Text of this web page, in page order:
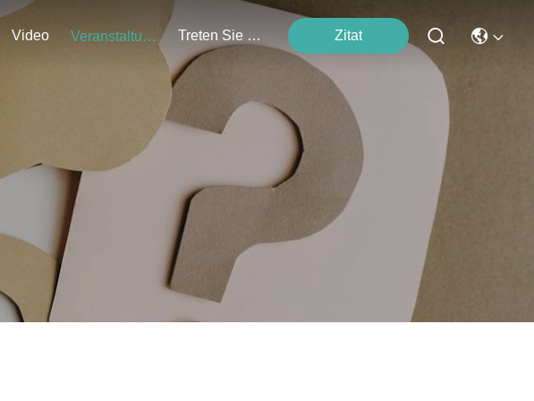
Video Veranstaltungen Treten Sie Mit Uns In Verbindung Zitat